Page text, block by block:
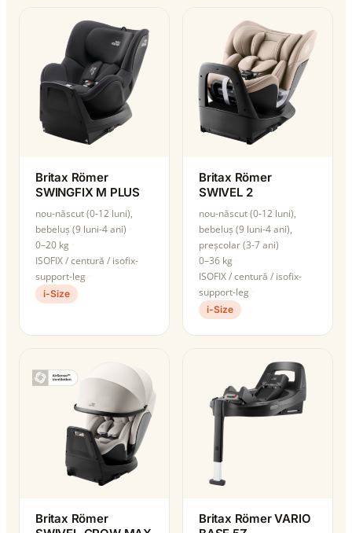
Britax Römer
SWINGFIX M PLUS
nou-născut (0-12 luni),
bebeluș (9 luni-4 ani)
0–20 kg
ISOFIX / centură / isofix-
support-leg
i-Size
Britax Römer
SWIVEL 2
nou-născut (0-12 luni),
bebeluș (9 luni-4 ani),
preșcolar (3-7 ani)
0–36 kg
ISOFIX / centură / isofix-
support-leg
i-Size
Britax Römer
Britax Römer VARIO